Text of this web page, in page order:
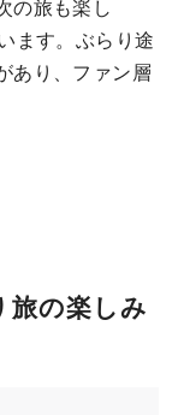
の旅も楽し
ます。ぶらり途
あり、ファン層
旅の楽しみ